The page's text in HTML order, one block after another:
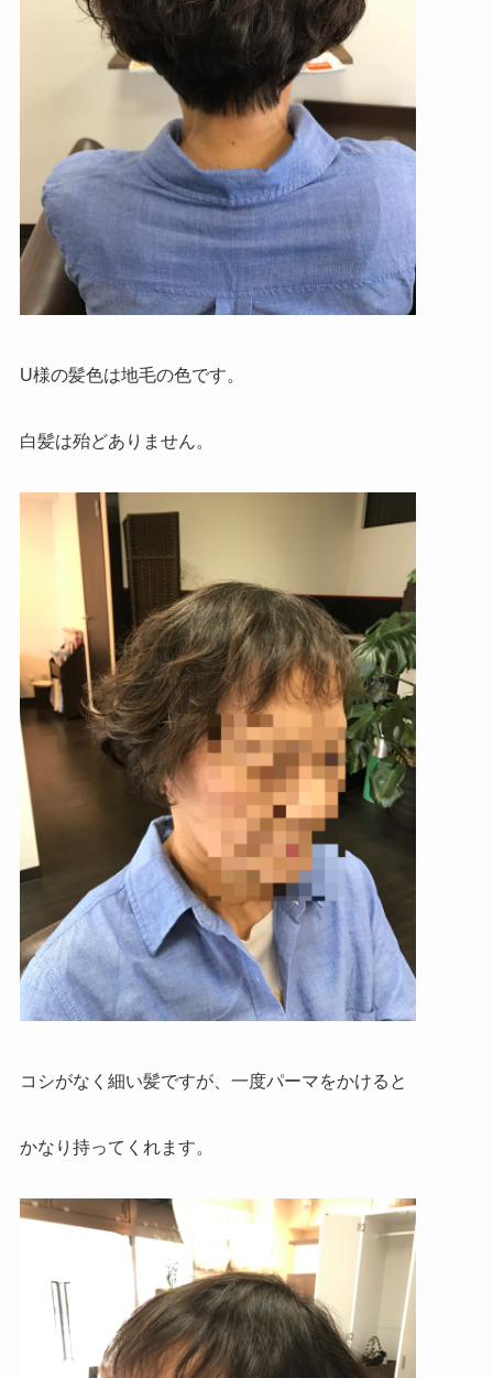
U様の髪色は地毛の色です。
白髪は殆どありません。
コシがなく細い髪ですが、一度パーマをかけると
かなり持ってくれます。